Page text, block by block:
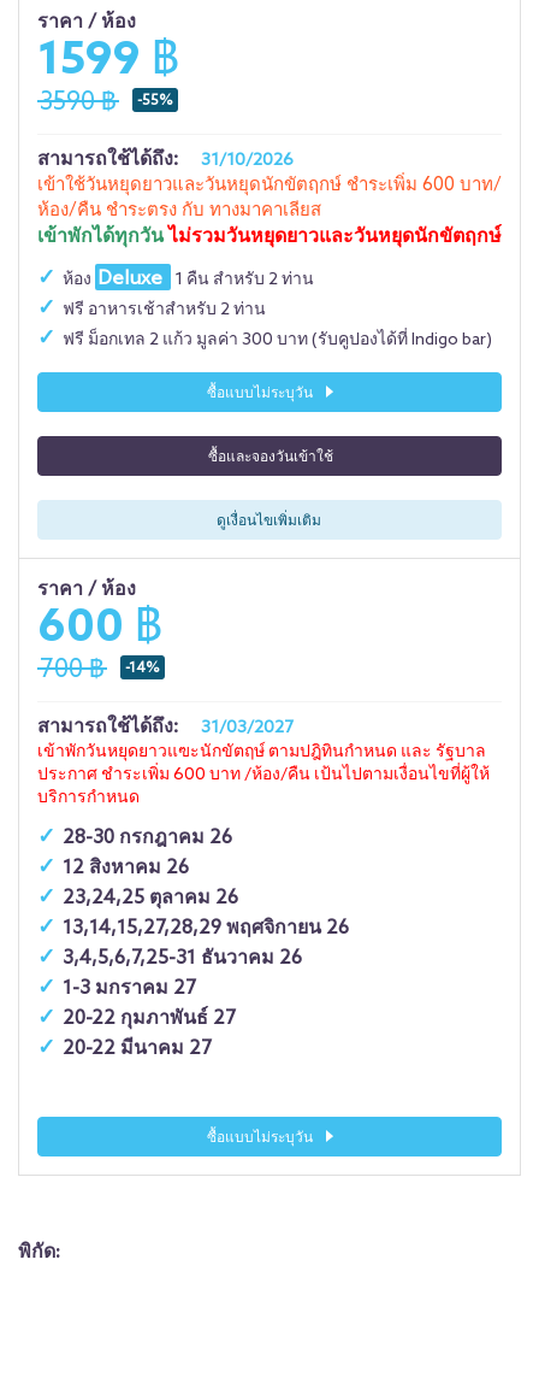
ราคา / ห้อง
1599 ฿
3590 ฿ -55%
สามารถใช้ได้ถึง: 31/10/2026
เข้าใช้วันหยุดยาวและวันหยุดนักขัตฤกษ์ ชำระเพิ่ม 600 บาท/
ห้อง/คืน ชำระตรง กับ ทางมาคาเลียส
เข้าพักได้ทุกวันไม่รวมวันหยุดยาวและวันหยุดนักขัตฤกษ์
ห้อง Deluxe
1 คืน สำหรับ 2 ท่าน
ฟรี อาหารเช้าสำหรับ 2 ท่าน
ฟรี ม็อกเทล 2 แก้ว มูลค่า 300 บาท (รับคูปองได้ที่ Indigo bar)
ซื้อแบบไม่ระบุวัน
ซื้อและจองวันเข้าใช้
ดูเงื่อนไขเพิ่มเติม
ราคา / ห้อง
600 ฿
700 ฿ -14%
สามารถใช้ได้ถึง:
31/03/2027
เข้าพักวันหยุดยาวแฃะนักขัตฤษ์ ตามปฎิทินกำหนด และ รัฐบาล
ประกาศ ชำระเพิ่ม 600 บาท /ห้อง/คืน เป้นไปตามเงื่อนไขที่ผู้ให้
บริการกำหนด
28-30 กรกฎาคม 26
12 สิงหาคม 26
23,24,25 ตุลาคม 26
13,14,15,27,28,29 พฤศจิกายน 26
3,4,5,6,7,25-31 ธันวาคม 26
1-3 มกราคม 27
20-22 กุมภาพันธ์ 27
20-22 มีนาคม 27
ซื้อแบบไม่ระบุวัน
พิกัด: